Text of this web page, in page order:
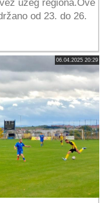
užeg regiona.Ove
od 23. do 26.
06.04.2025 20:29